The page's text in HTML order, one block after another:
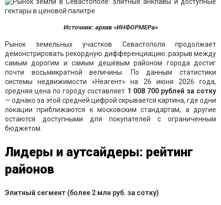
Источник: архив «ИНФОРМЕРа»
Рынок земельных участков Севастополя продолжает
демонстрировать рекордную дифференциацию: разрыв между
самым дорогим и самым дешёвым районом города достиг
почти восьмикратной величины. По данным статистики
системы недвижимости «Неагент» на 26 июня 2026 года,
средняя цена по городу составляет 1 008 700 рублей за сотку
— однако за этой средней цифрой скрывается картина, где одни
локации приближаются к московским стандартам, а другие
остаются доступными для покупателей с ограниченным
бюджетом.
Лидеры и аутсайдеры: рейтинг
районов
Элитный сегмент (более 2 млн руб. за сотку)